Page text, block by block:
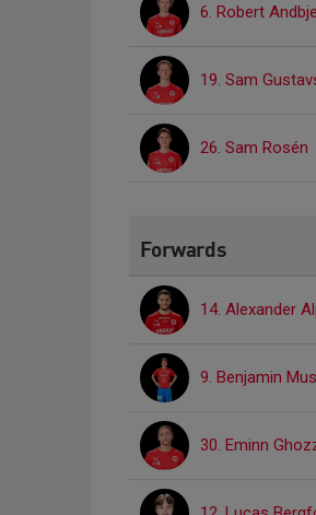
6. Robert
19. Sam
26. Sam Rosén
Forwards
14. Alexander
9. Benjamin
30. Eminn